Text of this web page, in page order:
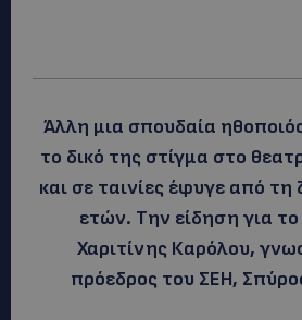
Άλλη μια σπουδαία
το δικό της στίγμα στο
και σε ταινίες έφυγε από τη
ετών. Την είδηση για
Χαριτίνης Καρόλου,
πρόεδρος του ΣΕΗ,